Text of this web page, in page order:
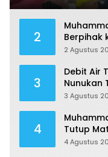
2
Berpihak
hingga
2 Agustus
3
Debit Air
Nunukan
3 Agustus
4
Tutup
4 Agustus